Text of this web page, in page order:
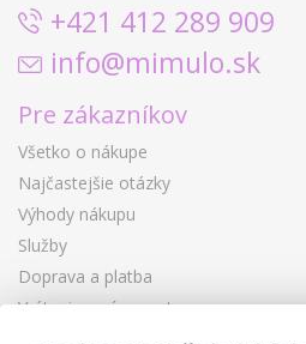
+421 412 289 909
info@mimulo.sk
Pre zákazníkov
Všetko o nákupe
Najčastejšie otázky
Výhody nákupu
Služby
Doprava a platba
Vrátenie a výmena tovaru
Reklamácia